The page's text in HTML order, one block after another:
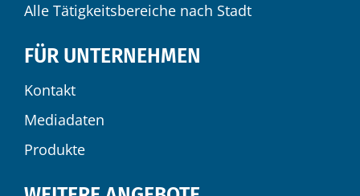
Alle Tätigkeitsbereiche nach Stadt
FÜR UNTERNEHMEN
Kontakt
Mediadaten
Produkte